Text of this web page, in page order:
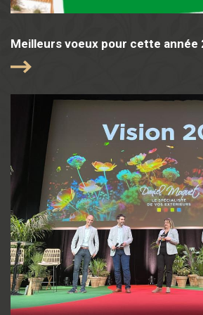
Meilleurs voeux pour cette année